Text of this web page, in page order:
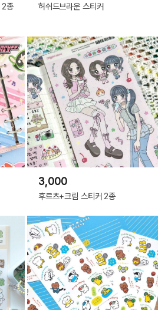
2종
허쉬드브라운 스티커
3,000
후르츠+크림 스티커 2종